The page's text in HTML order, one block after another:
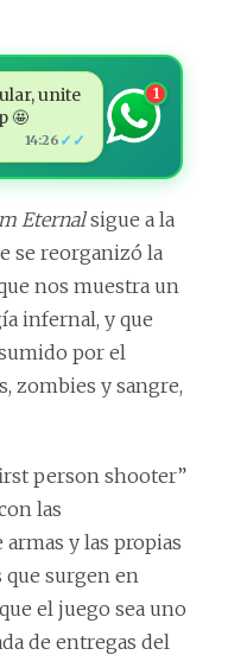
unite
🤩
14:26 ✓✓
1
Eternalsigue a la
se reorganizó la
nos muestra un
infernal, y que
por el
zombies y sangre,
person shooter”
las
y las propias
surgen en
el juego sea uno
de entregas del